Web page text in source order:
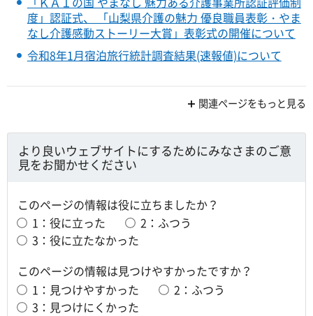
度」認証式、 「山梨県介護の魅力 優良職員表彰・やま
なし介護感動ストーリー大賞」表彰式の開催について
令和8年1月宿泊旅行統計調査結果(速報値)について
関連ページをもっと見る
より良いウェブサイトにするためにみなさまのご意
見をお聞かせください
このページの情報は役に立ちましたか？
1：役に立った
2：ふつう
3：役に立たなかった
このページの情報は見つけやすかったですか？
1：見つけやすかった
2：ふつう
3：見つけにくかった